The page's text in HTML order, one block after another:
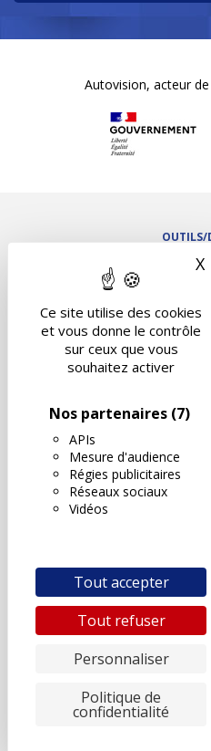
Ce site utilise des cookies
et vous donne le contrôle
sur ceux que vous
souhaitez activer
Nos partenaires (7)
APIs
Mesure d'audience
Régies publicitaires
Réseaux sociaux
Vidéos
Tout accepter
Tout refuser
Personnaliser
Politique de
confidentialité
X
Autovision, acteur
OUTILS/
Rappel contrôle
NOS
Karoil
NOUS
Ouvrir
Devenez
Carrières et
SUIVEZ AUTOVISION SUR LES
-